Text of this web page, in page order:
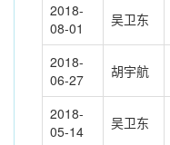
2018-
08-01
吴卫东
2018-
06-27
胡宇航
2018-
05-14
吴卫东